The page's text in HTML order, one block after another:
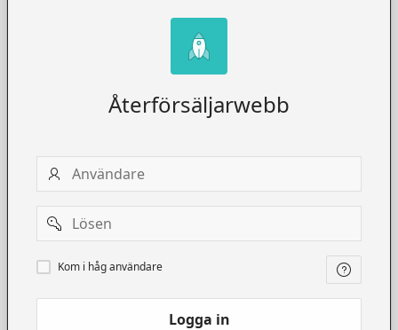
Återförsäljarwebb
Användare
Password
Kom
i
Kom i håg användare
Logga in